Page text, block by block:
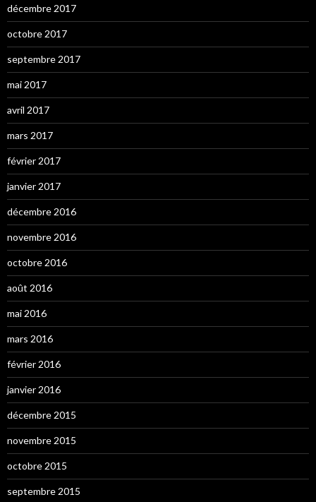
décembre 2017
octobre 2017
septembre 2017
mai 2017
avril 2017
mars 2017
février 2017
janvier 2017
décembre 2016
novembre 2016
octobre 2016
août 2016
mai 2016
mars 2016
février 2016
janvier 2016
décembre 2015
novembre 2015
octobre 2015
septembre 2015